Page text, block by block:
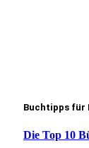
Buchtipps für
Die Top 10